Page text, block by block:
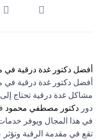
أفضل دكتور غدة درقية في
أفضل دكتور غدة درقية
مشاكل غدة درقية تحتاج
دور دكتور مصطفي محمود
في هذا المجال ويوفر
تقع في مقدمة الرقبة